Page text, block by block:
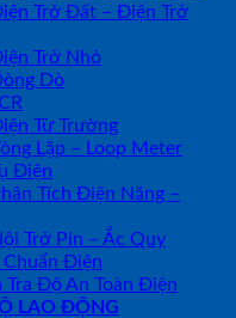
Trở Đất – Điện Trở
Trở Nhỏ
Dò
Từ Trường
Lặp – Loop Meter
Điện
Tích Điện Năng –
Trở Pin – Ắc Quy
Điện
Tra Độ An Toàn Điện
LAO ĐỘNG